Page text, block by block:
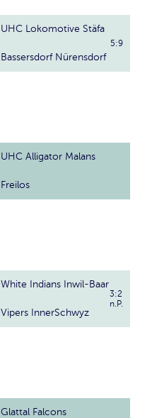
UHC Lokomotive Stäfa
Bassersdorf Nürensdorf
5:9
UHC Alligator Malans
Freilos
White Indians Inwil-Baar
Vipers InnerSchwyz
3:2
n.P.
Glattal Falcons